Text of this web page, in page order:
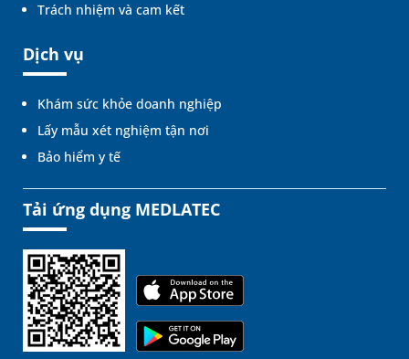
Trách nhiệm và cam kết
Dịch vụ
Khám sức khỏe doanh nghiệp
Lấy mẫu xét nghiệm tận nơi
Bảo hiểm y tế
Tải ứng dụng MEDLATEC